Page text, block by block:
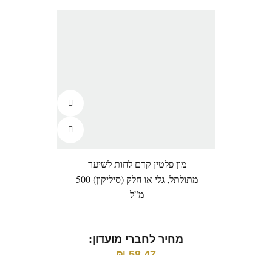
מון פלטין קרם לחות לשיער
מתולתל, גלי או חלק (סיליקון) 500
מ”ל
מחיר לחברי מועדון: